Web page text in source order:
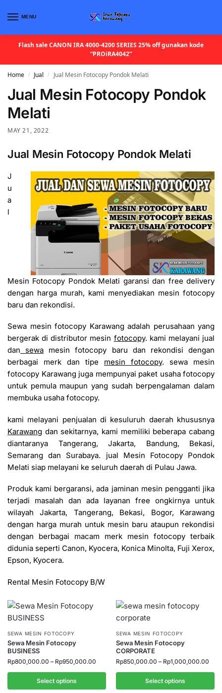
MENU
Flash sale CANON IRA 4000-4200 SERIES 25% off gunakan kode
“PROiRA4042”
Home / Jual / Jual Mesin Fotocopy Pondok Melati
Jual Mesin Fotocopy Pondok
Melati
MAY 21, 2022
Jual Mesin Fotocopy Pondok Melati
J
u
a
l
Mesin Fotocopy Pondok Melati garansi dan free delivery
dengan harga murah, kami menyediakan mesin fotocopy
baru dan rekondisi.
Sewa mesin fotocopy Karawang adalah perusahaan yang
bergerak di distributor mesin fotocopy. kami melayani jual
dan sewa mesin fotocopy baru dan rekondisi dengan
berbagai merk dan tipe mesin fotocopy. sewa mesin
fotocopy Karawang juga mempunyai paket usaha fotocopy
untuk pemula maupun yang sudah berpengalaman dalam
membuka usaha fotocopy.
kami melayani penjualan di kesuluruh daerah khususnya
Karawang dan sekitarnya, kami memiliki beberapa cabang
diantaranya Tangerang, Jakarta, Bandung, Bekasi,
Semarang dan Surabaya. jual Mesin Fotocopy Pondok
Melati siap melayani ke seluruh daerah di Pulau Jawa.
Produk kami bergaransi, ada jaminan mesin pengganti jika
terjadi masalah dan ada layanan free ongkirnya untuk
wilayah Jakarta, Tangerang, Bekasi, Bogor, Karawang
dengan harga murah untuk mesin baru ataupun rekondisi
dengan berbagai macam merk mesin fotocopy terbaik
didunia seperti Canon, Kyocera, Konica Minolta, Fuji Xerox,
Epson, Kyocera.
Rental Mesin Fotocopy B/W
SEWA MESIN FOTOCOPY
Sewa Mesin Fotocopy
BUSINESS
Rp800,000.00 – Rp950,000.00
Select options
SEWA MESIN FOTOCOPY
Sewa Mesin Fotocopy
CORPORATE
Rp850,000.00 – Rp1,000,000.00
Select options